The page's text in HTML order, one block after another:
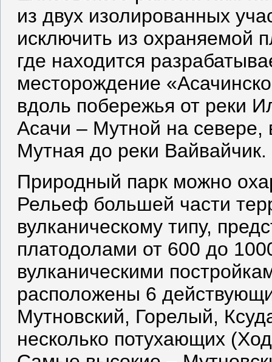
из двух изолированных
исключить из охраняемой
где находится
месторождение
вдоль побережья от реки
Асачи – Мутной на
Мутная до реки Вайвайчик.
Природный парк можно
Рельеф большей части
вулканическому типу,
платодолами от 600 до
вулканическими
расположены 6
Мутновский, Горелый,
несколько потухающих